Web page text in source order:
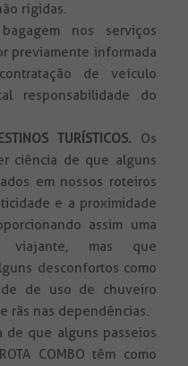
rígidas.
nos serviços
previamente informada
de veículo
responsabilidade do
TURÍSTICOS. Os
ciência de que alguns
em nossos roteiros
e a proximidade
assim uma
viajante, mas que
desconfortos como
de uso de chuveiro
rãs nas dependências.
de que alguns passeios
COMBO têm como